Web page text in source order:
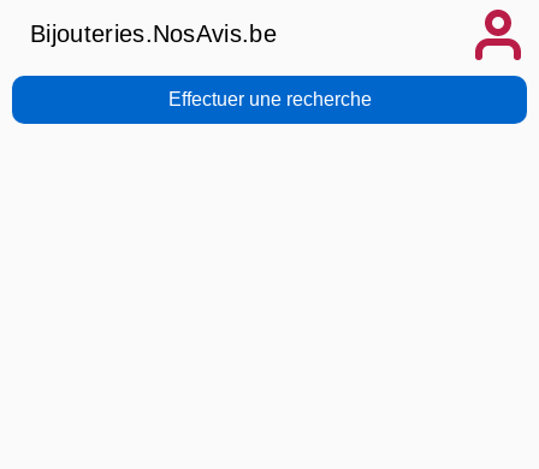
Bijouteries.NosAvis.be
Effectuer une recherche